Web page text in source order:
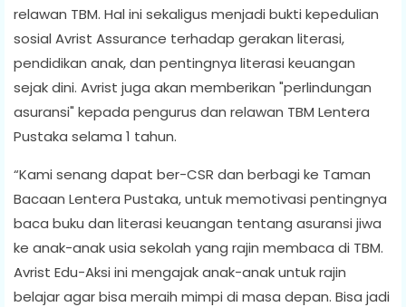
relawan TBM. Hal ini sekaligus menjadi bukti kepedulian
sosial Avrist Assurance terhadap gerakan literasi,
pendidikan anak, dan pentingnya literasi keuangan
sejak dini. Avrist juga akan memberikan "perlindungan
asuransi" kepada pengurus dan relawan TBM Lentera
Pustaka selama 1 tahun.
“Kami senang dapat ber-CSR dan berbagi ke Taman
Bacaan Lentera Pustaka, untuk memotivasi pentingnya
baca buku dan literasi keuangan tentang asuransi jiwa
ke anak-anak usia sekolah yang rajin membaca di TBM.
Avrist Edu-Aksi ini mengajak anak-anak untuk rajin
belajar agar bisa meraih mimpi di masa depan. Bisa jadi